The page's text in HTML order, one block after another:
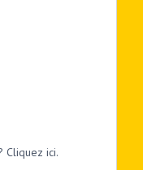
Cliquez ici.